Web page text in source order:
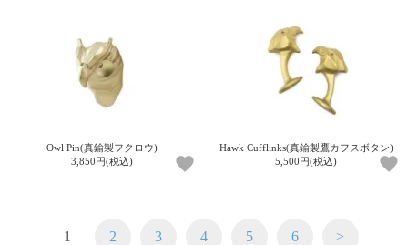
Owl Pin(真鍮製フクロウ)
3,850円(税込)
Hawk Cufflinks(真鍮製鷹カフスボタン)
5,500円(税込)
1 2 3 4 5 6 >